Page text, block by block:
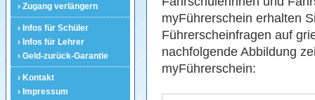
› Zugang verlängern
› Infos für Schüler
› Infos für Lehrer
› Geld-zurück-Garantie
› Kontakt
› Impressum
myFührerschein erhalten
Führerscheinfragen auf
nachfolgende Abbildung
myFührerschein: